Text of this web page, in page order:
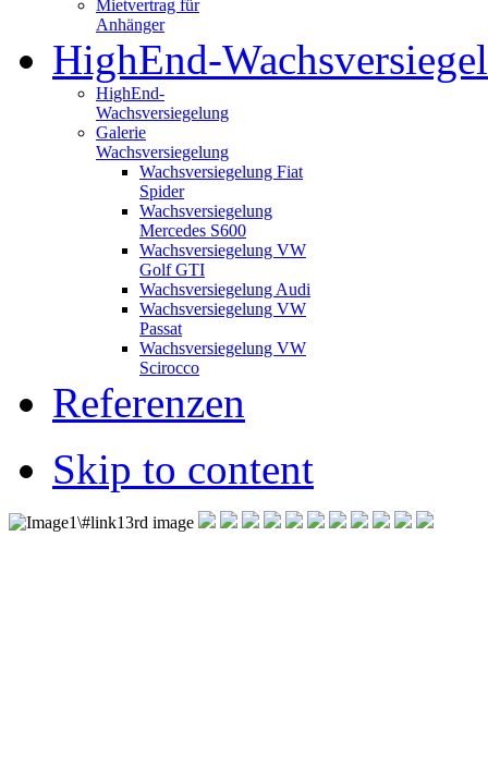
Mietvertrag für
Anhänger
HighEnd-
HighEnd-
Wachsversiegelung
Galerie
Wachsversiegelung
Wachsversiegelung Fiat
Spider
Wachsversiegelung
Mercedes S600
Wachsversiegelung VW
Golf GTI
Wachsversiegelung Audi
Wachsversiegelung VW
Passat
Wachsversiegelung VW
Scirocco
Referenzen
Skip to content